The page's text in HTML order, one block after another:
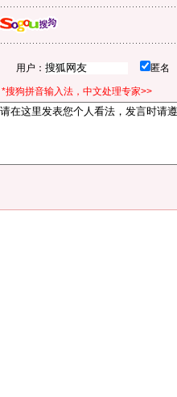
用户： 匿名
*搜狗拼音输入法，中文处理专家>>